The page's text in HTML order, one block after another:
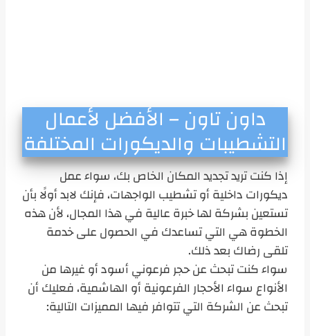
داون تاون – الأفضل لأعمال
التشطيبات والديكورات المختلفة
إذا كنت تريد تجديد المكان الخاص بك، سواء عمل
ديكورات داخلية أو تشطيب الواجهات، فإنك لابد أولًا بأن
تستعين بشركة لها خبرة عالية في هذا المجال، لأن هذه
الخطوة هي التي تساعدك في الحصول على خدمة
تلقى رضاك بعد ذلك.
سواء كنت تبحث عن حجر فرعوني أسود أو غيرها من
الأنواع سواء الأحجار الفرعونية أو الهاشمية، فعليك أن
تبحث عن الشركة التي تتوافر فيها المميزات التالية: